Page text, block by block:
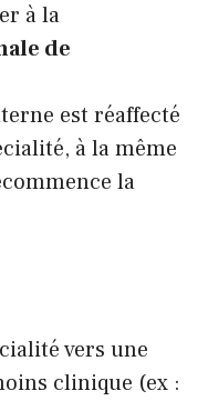
à la
de
est réaffecté
à la même
la
vers une
clinique (ex :